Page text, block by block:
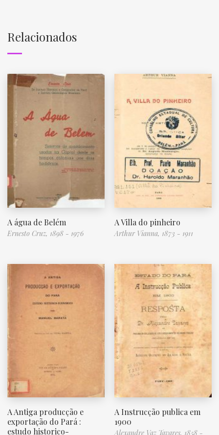
Relacionados
A água de Belém
Ernesto Cruz, 1898 - 1976
A Villa do pinheiro
Arthur Vianna, 1873 - 1911
A Antiga producção e
exportação do Pará :
estudo historico-
A Instrucção publica em
1900
Alexandre Vaz Tavares, 1858 -